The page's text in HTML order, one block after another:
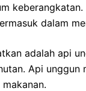
dalam
adalah api
Api